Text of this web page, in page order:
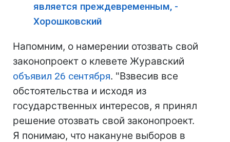
является преждевременным, -
Хорошковский
Напомним, о намерении отозвать свой
законопроект о клевете Журавский
объявил 26 сентября. "Взвесив все
обстоятельства и исходя из
государственных интересов, я принял
решение отозвать свой законопроект.
Я понимаю, что накануне выборов в